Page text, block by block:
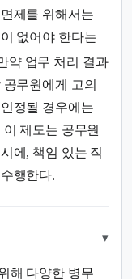
제를 위해서는
없어야 한다는
약 업무 처리 결과
무원에게 고의
정될 경우에는
제도는 공무원
에, 책임 있는 직
행한다.
▾
해 다양한 병무